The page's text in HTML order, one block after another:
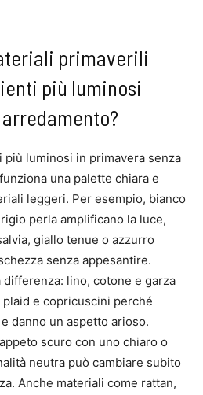
primaverili
più luminosi
luminosi in primavera senza
una palette chiara e
leggeri. Per esempio, bianco
perla amplificano la luce,
giallo tenue o azzurro
senza appesantire.
lino, cotone e garza
e copricuscini perché
danno un aspetto arioso.
scuro con uno chiaro o
neutra può cambiare subito
Anche materiali come rattan,